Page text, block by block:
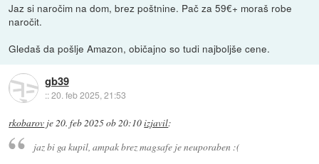
Jaz si naročim na dom, brez poštnine. Pač za 59€+ moraš robe
naročit.
Gledaš da pošlje Amazon, običajno so tudi najboljše cene.
gb39
::20. feb 2025, 21:53
rkobarov je20. feb 2025 ob 20:10izjavil:
jaz bi ga kupil, ampak brez magsafe je neuporaben :(